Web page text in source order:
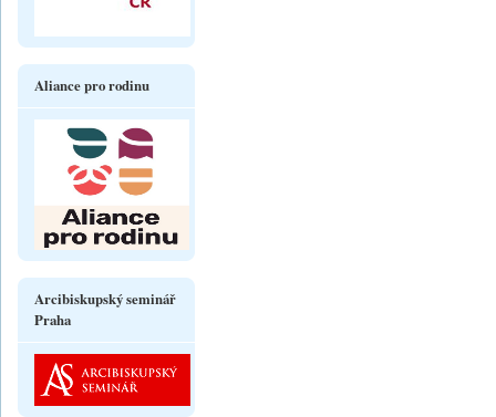
Aliance pro rodinu
Arcibiskupský seminář
Praha